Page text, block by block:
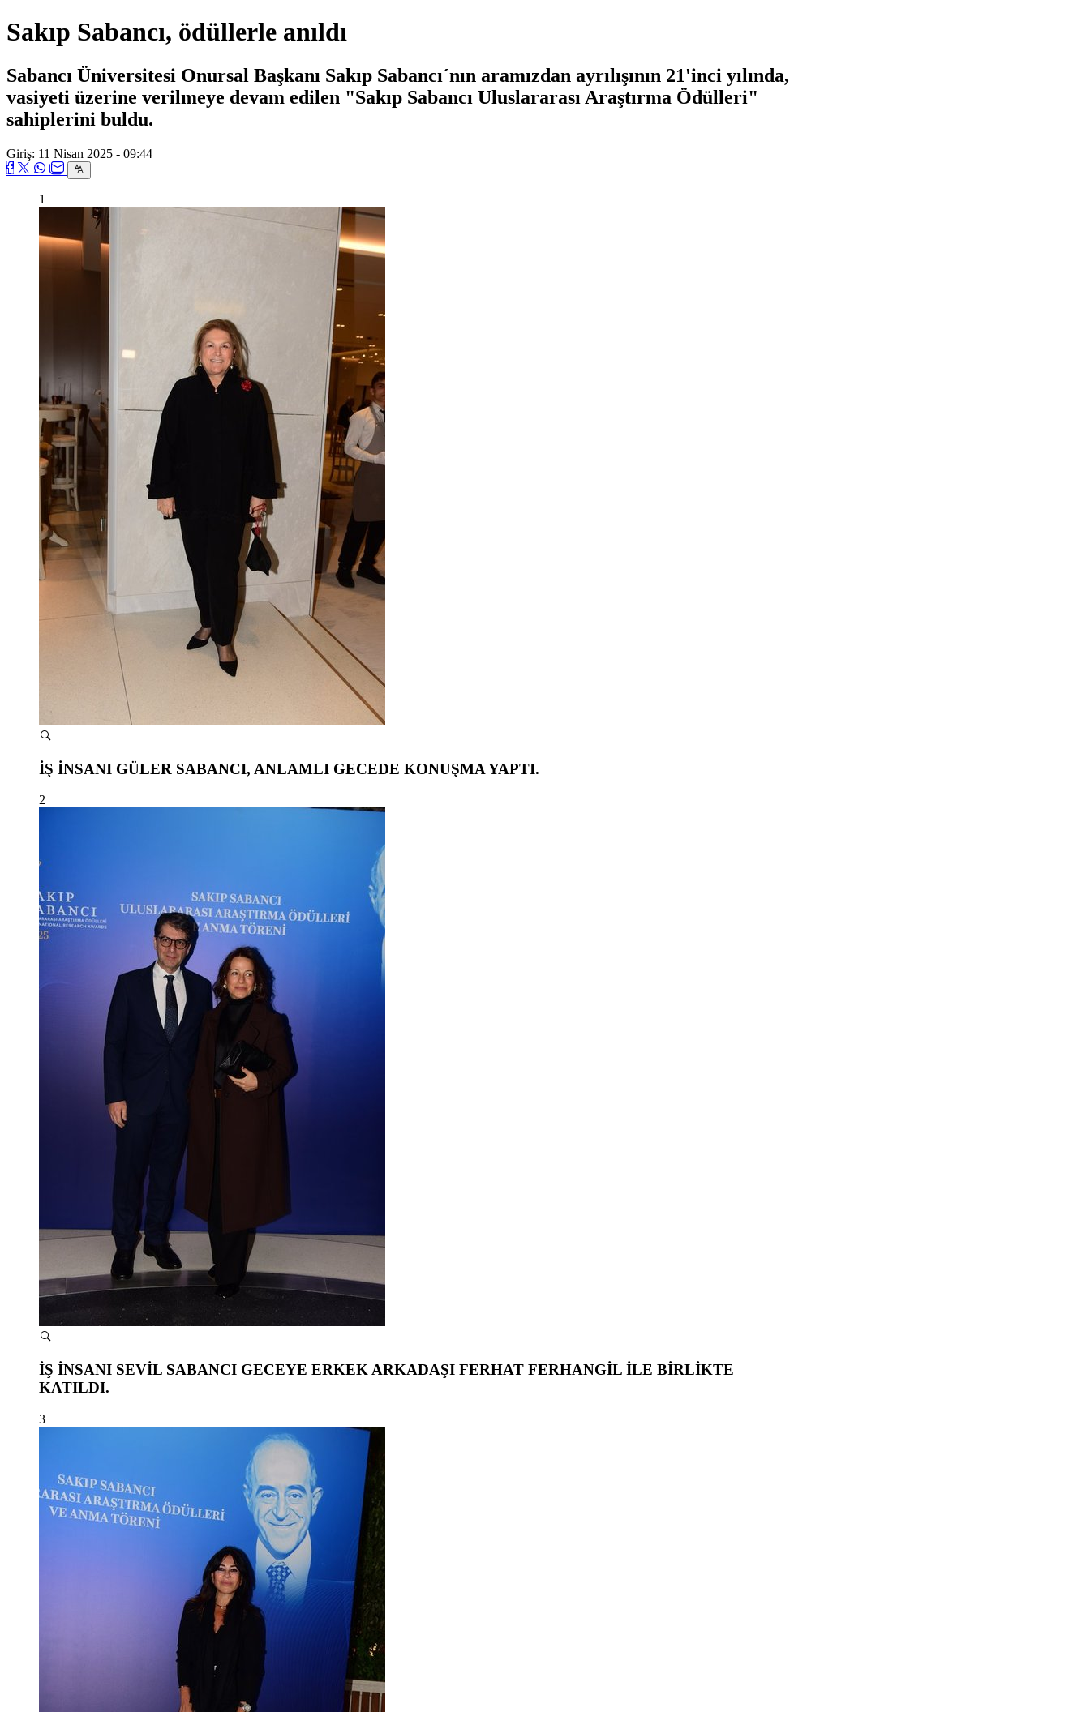
Sakıp Sabancı, ödüllerle anıldı
Sabancı Üniversitesi Onursal Başkanı Sakıp Sabancı´nın aramızdan ayrılışının 21'inci yılında,
vasiyeti üzerine verilmeye devam edilen "Sakıp Sabancı Uluslararası Araştırma Ödülleri"
sahiplerini buldu.
Giriş: 11 Nisan 2025 - 09:44
1
İŞ İNSANI GÜLER SABANCI, ANLAMLI GECEDE KONUŞMA YAPTI.
2
İŞ İNSANI SEVİL SABANCI GECEYE ERKEK ARKADAŞI FERHAT FERHANGİL İLE BİRLİKTE
KATILDI.
3